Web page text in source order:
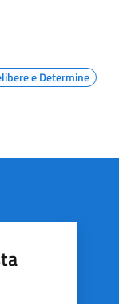
e Determine